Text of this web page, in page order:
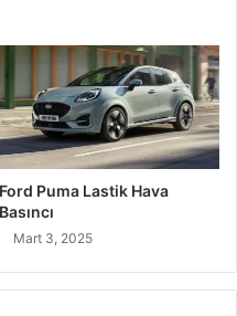
Ford Puma Lastik Hava
Basıncı
Mart 3, 2025